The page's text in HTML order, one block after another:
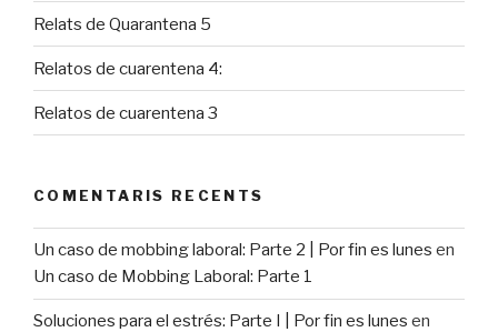
Relats de Quarantena 5
Relatos de cuarentena 4:
Relatos de cuarentena 3
COMENTARIS RECENTS
Un caso de mobbing laboral: Parte 2 | Por fin es lunes en
Un caso de Mobbing Laboral: Parte 1
Soluciones para el estrés: Parte I | Por fin es lunes en